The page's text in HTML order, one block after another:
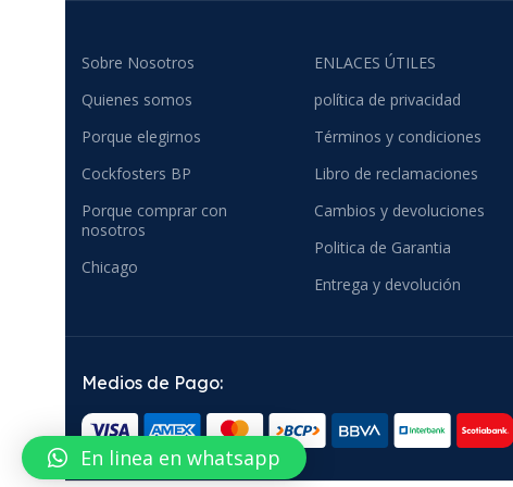
Sobre Nosotros
Quienes somos
Porque elegirnos
Cockfosters BP
Porque comprar con
nosotros
Chicago
ENLACES ÚTILES
política de privacidad
Términos y condiciones
Libro de reclamaciones
Cambios y devoluciones
Politica de Garantia
Entrega y devolución
Medios de Pago:
En linea en whatsapp